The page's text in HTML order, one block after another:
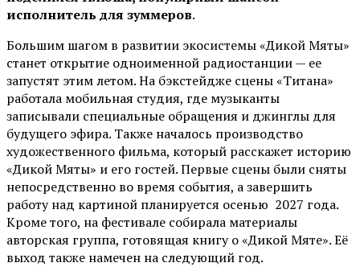
исполнитель для зуммеров.
Большим шагом в развитии экосистемы «Дикой Мяты»
станет открытие одноименной радиостанции — ее
запустят этим летом. На бэкстейдже сцены «Титана»
работала мобильная студия, где музыканты
записывали специальные обращения и джинглы для
будущего эфира. Также началось производство
художественного фильма, который расскажет историю
«Дикой Мяты» и его гостей. Первые сцены были сняты
непосредственно во время события, а завершить
работу над картиной планируется осенью 2027 года.
Кроме того, на фестивале собирала материалы
авторская группа, готовящая книгу о «Дикой Мяте». Её
выход также намечен на следующий год.